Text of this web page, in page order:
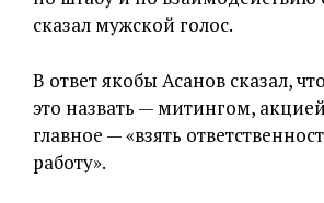
сказал мужской голос.
В ответ якобы Асанов сказал,
это назвать — митингом,
главное — «взять
работу».